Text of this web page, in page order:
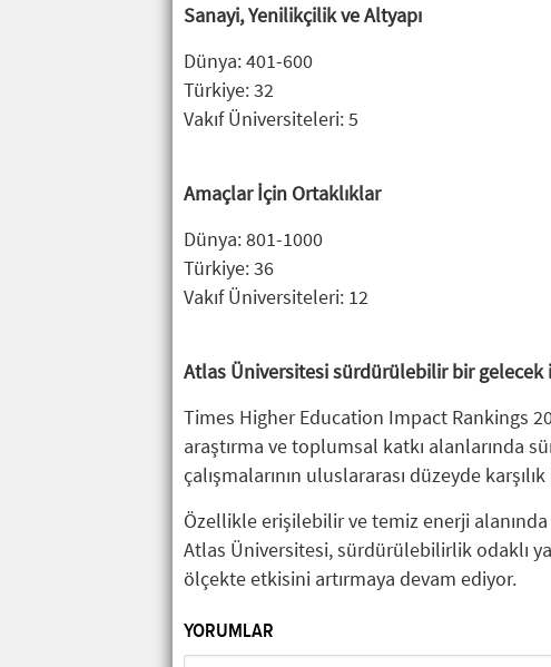
Sanayi, Yenilikçilik ve Altyapı
Dünya: 401-600
Türkiye: 32
Vakıf Üniversiteleri: 5
Amaçlar İçin Ortaklıklar
Dünya: 801-1000
Türkiye: 36
Vakıf Üniversiteleri: 12
Atlas Üniversitesi sürdürülebilir bir gelecek
Times Higher Education Impact Rankings
araştırma ve toplumsal katkı alanlarında
çalışmalarının uluslararası düzeyde
Özellikle erişilebilir ve temiz enerji
Atlas Üniversitesi, sürdürülebilirlik odaklı
ölçekte etkisini artırmaya devam ediyor.
YORUMLAR